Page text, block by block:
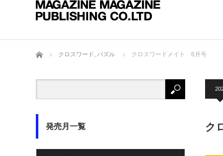
ホーム クロスワード, パズル クロスワードメイト 6月号
ク
発売月一覧